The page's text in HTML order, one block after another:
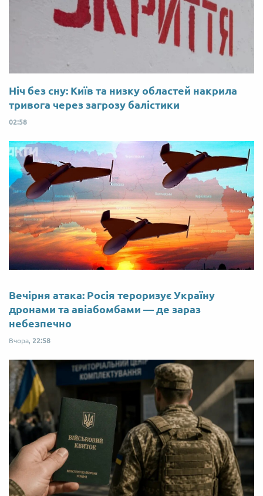
Ніч без сну: Київ та низку областей накрила
тривога через загрозу балістики
02:58
Вечірня атака: Росія тероризує Україну
дронами та авіабомбами — де зараз
небезпечно
Вчора, 22:58